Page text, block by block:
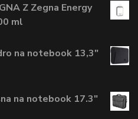
Z Zegna Energy
ml
na notebook 13,3"
na notebook 17.3"